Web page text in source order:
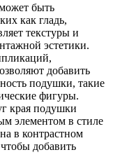
быть
как гладь,
текстуры и
эстетики.
добавить
подушки, такие
фигуры.
края подушки
элементом в стиле
в контрастном
добавить